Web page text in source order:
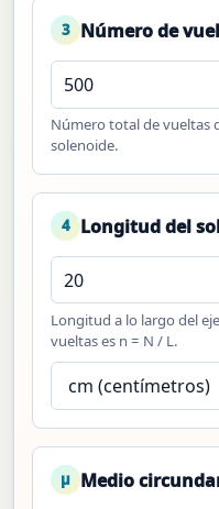
3 Número de
Número total de vueltas
solenoide.
4 Longitud del
Longitud a lo largo del
vueltas es n = N / L.
μ Medio